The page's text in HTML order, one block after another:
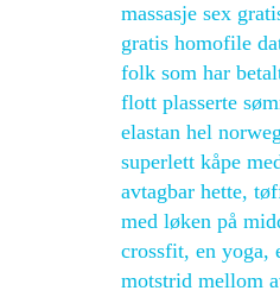
massasje sex
gratis homofile
folk som har
flott plasserte
elastan hel
superlett kåpe
avtagbar hette,
med løken på
crossfit, en yoga,
motstrid mellom